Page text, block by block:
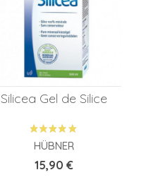
Silicea Gel de Silice
HÜBNER
Prix
15,90 €